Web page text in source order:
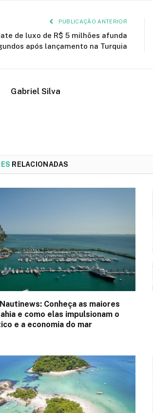
PUBLICAÇÃO ANTERIOR
de luxo de R$ 5 milhões afunda
após lançamento na Turquia
Gabriel Silva
RELACIONADAS
Conheça as maiores
e como elas impulsionam o
e a economia do mar